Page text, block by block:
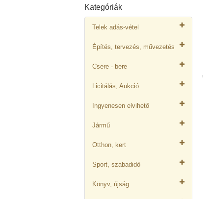
Kategóriák
Telek adás-vétel
Építés, tervezés, művezetés
Csere - bere
Licitálás, Aukció
Ingyenesen elvihető
Jármű
Otthon, kert
Sport, szabadidő
Könyv, újság